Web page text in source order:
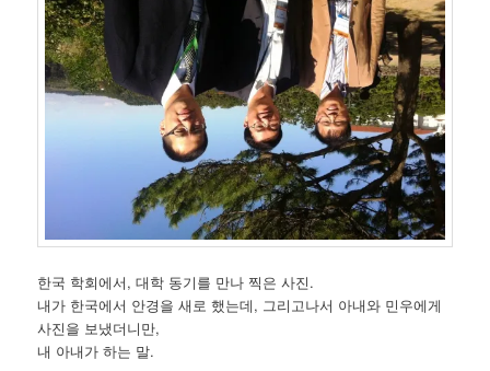
한국 학회에서, 대학 동기를 만나 찍은 사진.
내가 한국에서 안경을 새로 했는데, 그리고나서 아내와 민우에게
사진을 보냈더니만,
내 아내가 하는 말.